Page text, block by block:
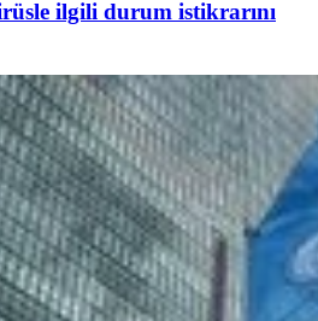
ilgili durum istikrarını